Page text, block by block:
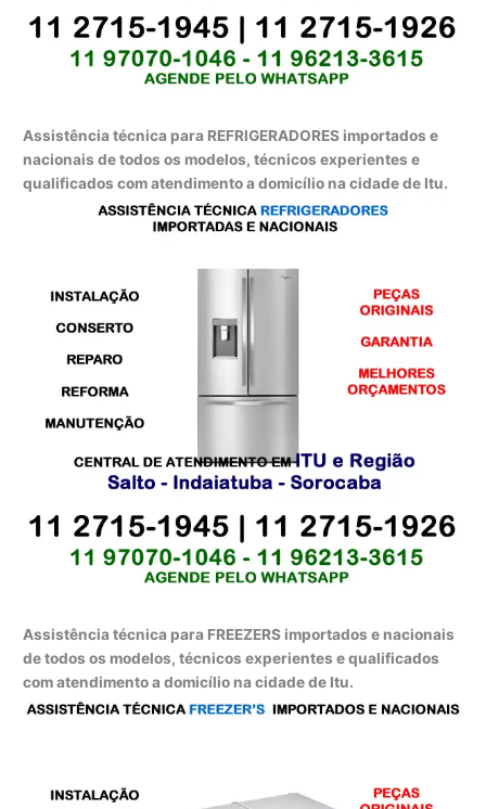
Assistência técnica para REFRIGERADORES importados e
nacionais de todos os modelos, técnicos experientes e
qualificados com atendimento a domicílio na cidade de Itu.
Assistência técnica para FREEZERS importados e nacionais
de todos os modelos, técnicos experientes e qualificados
com atendimento a domicílio na cidade de Itu.